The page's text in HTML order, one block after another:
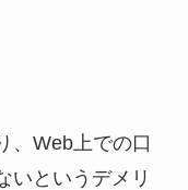
、Web上での口
いというデメリ